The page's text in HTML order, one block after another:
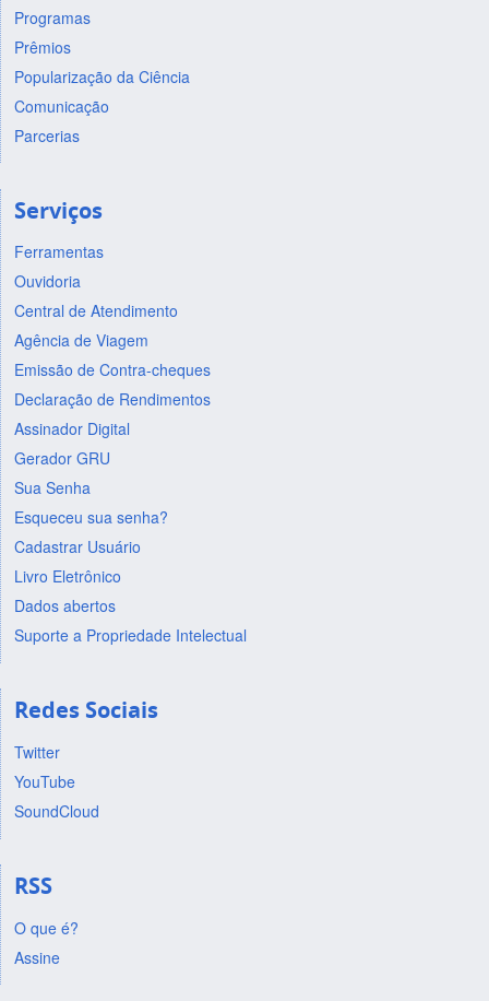
Programas
Prêmios
Popularização da Ciência
Comunicação
Parcerias
Serviços
Ferramentas
Ouvidoria
Central de Atendimento
Agência de Viagem
Emissão de Contra-cheques
Declaração de Rendimentos
Assinador Digital
Gerador GRU
Sua Senha
Esqueceu sua senha?
Cadastrar Usuário
Livro Eletrônico
Dados abertos
Suporte a Propriedade Intelectual
Redes Sociais
Twitter
YouTube
SoundCloud
RSS
O que é?
Assine